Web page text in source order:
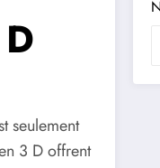
seulement
3 D offrent